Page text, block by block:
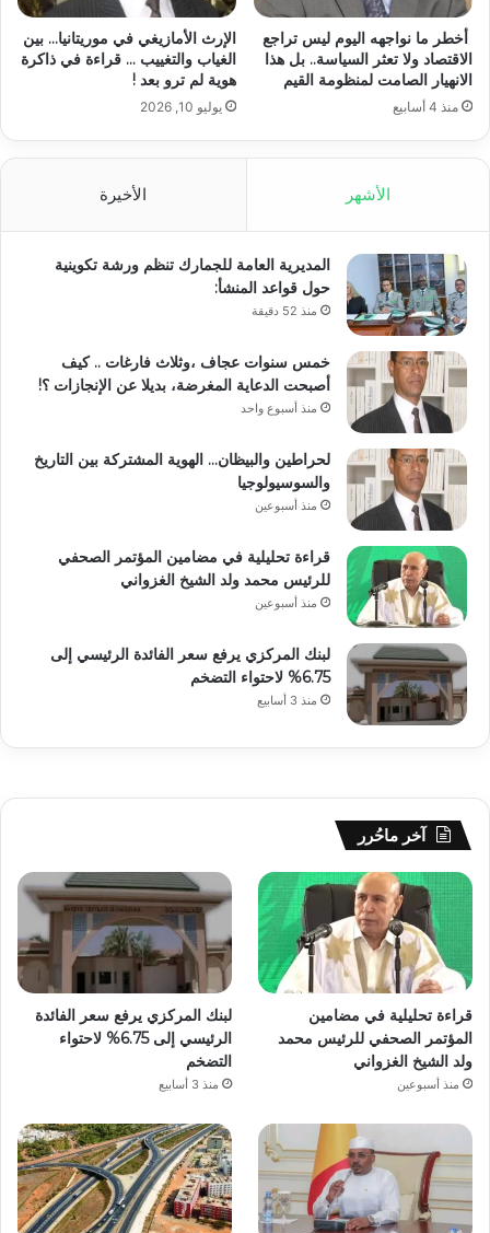
أخطر ما نواجهه اليوم ليس تراجع
الاقتصاد ولا تعثر السياسة.. بل هذا
الانهيار الصامت لمنظومة القيم
منذ 4 أسابيع
الإرث الأمازيغي في موريتانيا… بين
الغياب والتغييب … قراءة في ذاكرة
هوية لم ترو بعد !
يوليو 10, 2026
الأشهر الأخيرة
المديرية العامة للجمارك تنظم ورشة تكوينية
حول قواعد المنشأ:
منذ 52 دقيقة
خمس سنوات عجاف ،وثلاث فارغات .. كيف
أصبحت الدعاية المغرضة، بديلا عن الإنجازات ؟!
منذ أسبوع واحد
لحراطين والبيظان… الهوية المشتركة بين التاريخ
والسوسيولوجيا
منذ أسبوعين
قراءة تحليلية في مضامين المؤتمر الصحفي
للرئيس محمد ولد الشيخ الغزواني
منذ أسبوعين
لبنك المركزي يرفع سعر الفائدة الرئيسي إلى
6.75% لاحتواء التضخم
منذ 3 أسابيع
آخر ماحُرر
قراءة تحليلية في مضامين
المؤتمر الصحفي للرئيس محمد
ولد الشيخ الغزواني
منذ أسبوعين
لبنك المركزي يرفع سعر الفائدة
الرئيسي إلى 6.75% لاحتواء
التضخم
منذ 3 أسابيع